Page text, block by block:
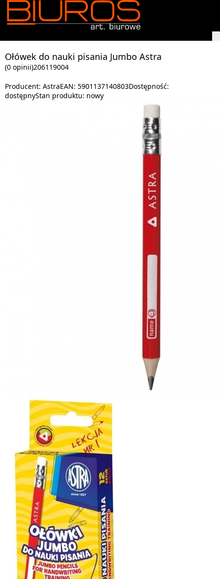
Ołówek do nauki pisania Jumbo Astra
(0 opinii)206119004
Producent: AstraEAN: 5901137140803Dostępność:
dostępnyStan produktu: nowy